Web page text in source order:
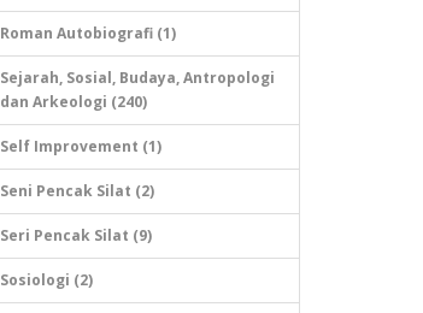
Roman Autobiografi (1)
Sejarah, Sosial, Budaya, Antropologi
dan Arkeologi (240)
Self Improvement (1)
Seni Pencak Silat (2)
Seri Pencak Silat (9)
Sosiologi (2)